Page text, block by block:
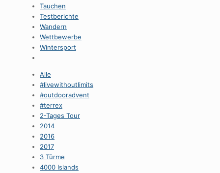
Tauchen
Testberichte
Wandern
Wettbewerbe
Wintersport
Alle
#livewithoutlimits
#outdooradvent
#terrex
2-Tages Tour
2014
2016
2017
3 Türme
4000 Islands